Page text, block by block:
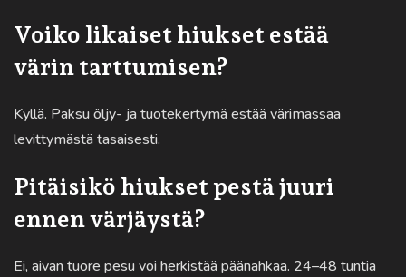
Voiko likaiset hiukset estää
värin tarttumisen?
Kyllä. Paksu öljy- ja tuotekertymä estää värimassaa
levittymästä tasaisesti.
Pitäisikö hiukset pestä juuri
ennen värjäystä?
Ei, aivan tuore pesu voi herkistää päänahkaa. 24–48 tuntia